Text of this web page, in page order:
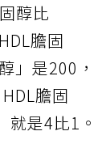
醇比
膽固
」是200，
膽固
就是4比1。